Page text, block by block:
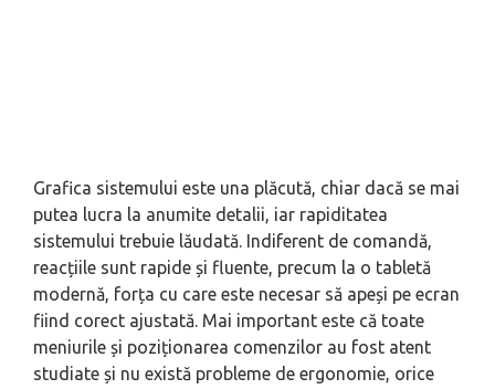
Grafica sistemului este una plăcută, chiar dacă se mai
putea lucra la anumite detalii, iar rapiditatea
sistemului trebuie lăudată. Indiferent de comandă,
reacțiile sunt rapide și fluente, precum la o tabletă
modernă, forța cu care este necesar să apeși pe ecran
fiind corect ajustată. Mai important este că toate
meniurile și poziționarea comenzilor au fost atent
studiate și nu există probleme de ergonomie, orice